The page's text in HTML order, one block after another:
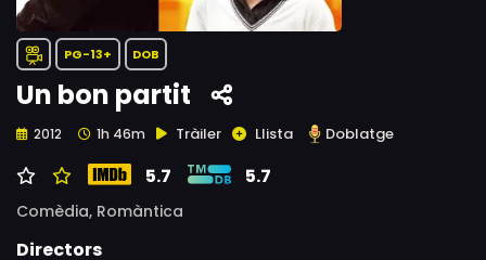
PG-13+ DOB
Un bon partit
2012 1h 46m Tràiler Llista Doblatge
5.7 5.7
Comèdia, Romàntica
Directors